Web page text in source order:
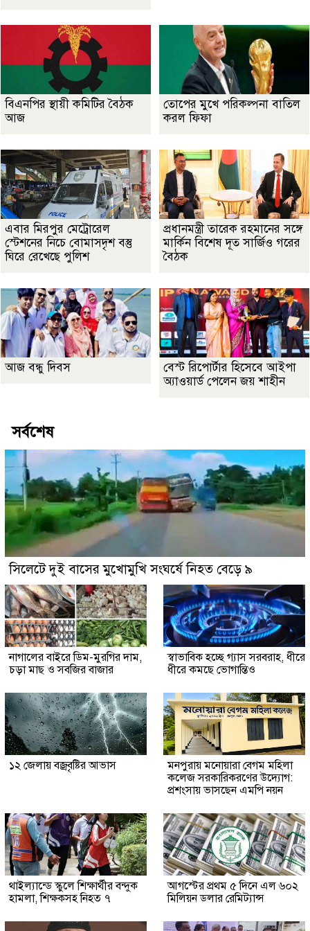
বিএনপির স্থায়ী কমিটির বৈঠক
আজ
তোপের মুখে পরিকল্পনা বাতিল
করল ফিফা
এবার মিরপুর মেট্রোরেল
স্টেশনের নিচে বোমাসদৃশ বস্তু
ঘিরে রেখেছে পুলিশ
প্রধানমন্ত্রী তারেক রহমানের সঙ্গে
মার্কিন বিশেষ দূত সার্জিও গরের
বৈঠক
আজ বন্ধু দিবস
বেস্ট রিপোর্টার হিসেবে আইপা
অ্যাওয়ার্ড পেলেন জয় শাহীন
সর্বশেষ
সিলেটে দুই বাসের মুখোমুখি সংঘর্ষে নিহত বেড়ে ৯
নাগালের বাইরে ডিম-মুরগির দাম,
চড়া মাছ ও সবজির বাজার
স্বাভাবিক হচ্ছে গ্যাস সরবরাহ, ধীরে
ধীরে কমছে ভোগান্তিও
১২ জেলায় বজ্রবৃষ্টির আভাস
মনপুরায় মনোয়ারা বেগম মহিলা
কলেজ সরকারিকরণের উদ্যোগ:
প্রশংসায় ভাসছেন এমপি নয়ন
থাইল্যান্ডে স্কুলে শিক্ষার্থীর বন্দুক
হামলা, শিক্ষকসহ নিহত ৭
আগস্টের প্রথম ৫ দিনে এল ৬০২
মিলিয়ন ডলার রেমিট্যান্স